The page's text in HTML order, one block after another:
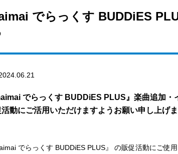
でらっくす BUDDiES
でらっくす BUDDiES PLUS』楽曲追加
活動にご活用いただけますようお願い申し上げ
でらっくす BUDDiES PLUS』 の販促活動にご使用